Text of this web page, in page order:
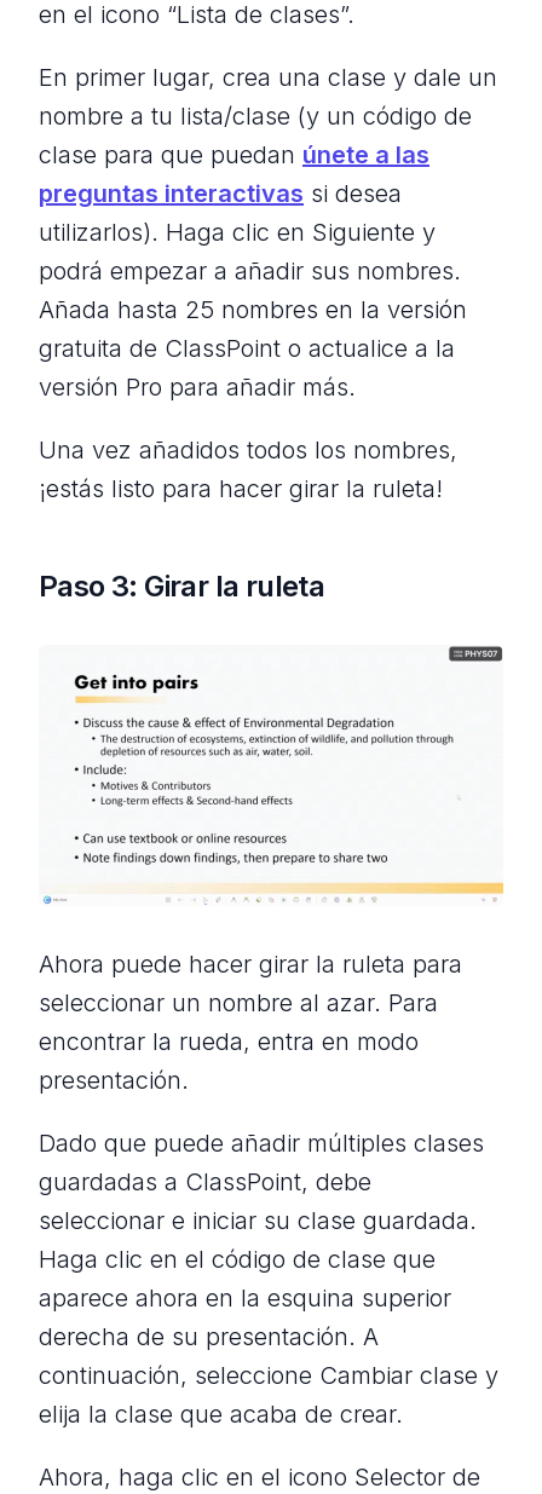
en el icono “Lista de clases”.
En primer lugar, crea una clase y dale un
nombre a tu lista/clase (y un código de
clase para que puedan únete a las
preguntas interactivas si desea
utilizarlos). Haga clic en Siguiente y
podrá empezar a añadir sus nombres.
Añada hasta 25 nombres en la versión
gratuita de ClassPoint o actualice a la
versión Pro para añadir más.
Una vez añadidos todos los nombres,
¡estás listo para hacer girar la ruleta!
Paso 3: Girar la ruleta
Ahora puede hacer girar la ruleta para
seleccionar un nombre al azar. Para
encontrar la rueda, entra en modo
presentación.
Dado que puede añadir múltiples clases
guardadas a ClassPoint, debe
seleccionar e iniciar su clase guardada.
Haga clic en el código de clase que
aparece ahora en la esquina superior
derecha de su presentación. A
continuación, seleccione Cambiar clase y
elija la clase que acaba de crear.
Ahora, haga clic en el icono Selector de